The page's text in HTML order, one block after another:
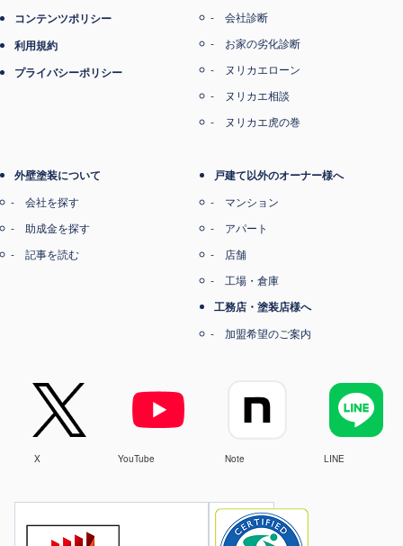
コンテンツポリシー
利用規約
プライバシーポリシー
会社診断
お家の劣化診断
ヌリカエローン
ヌリカエ相談
ヌリカエ虎の巻
外壁塗装について
会社を探す
助成金を探す
記事を読む
戸建て以外のオーナー様へ
マンション
アパート
店舗
工場・倉庫
工務店・塗装店様へ
加盟希望のご案内
X YouTube Note LINE